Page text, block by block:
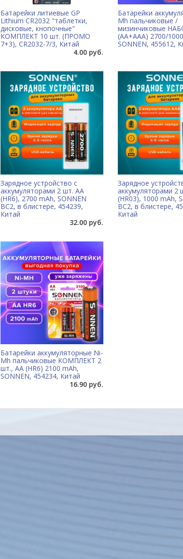
Батарейки литиевые GP
Lithium CR2032 "таблетки,
дисковые, кнопочные"
КОМПЛЕКТ 10 шт. (ПРОМО
7+3), CR2032-7/3, Китай
4.00 руб.
Батарейки
Mh пальчиковые /
мизинчиковые
(AA+ААА) 2700/
SONNEN, 455612,
Зарядное устройство с
аккумуляторами 2 шт. AA
(HR6), 2700 mAh, SONNEN
BC2, в блистере, 454239,
Китай
32.00 руб.
Зарядное
аккумуляторами 2
(HR03), 1000 mAh,
BC2, в блистере,
Китай
Батарейки аккумуляторные Ni-
Mh пальчиковые КОМПЛЕКТ 2
шт., АА (HR6) 2100 mAh,
SONNEN, 454234, Китай
16.90 руб.